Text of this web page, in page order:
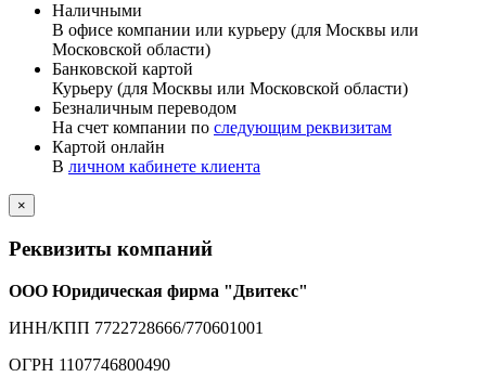
Наличными
В офисе компании или курьеру (для Москвы или
Московской области)
Банковской картой
Курьеру (для Москвы или Московской области)
Безналичным переводом
На счет компании по следующим реквизитам
Картой онлайн
В личном кабинете клиента
×
Реквизиты компаний
ООО Юридическая фирма "Двитекс"
ИНН/КПП 7722728666/770601001
ОГРН 1107746800490